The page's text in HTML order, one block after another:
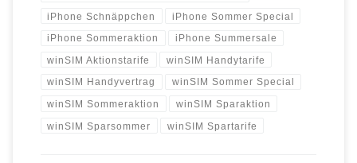
iPhone Schnäppchen iPhone Sommer Special
iPhone Sommeraktion iPhone Summersale
winSIM Aktionstarife winSIM Handytarife
winSIM Handyvertrag winSIM Sommer Special
winSIM Sommeraktion winSIM Sparaktion
winSIM Sparsommer winSIM Spartarife